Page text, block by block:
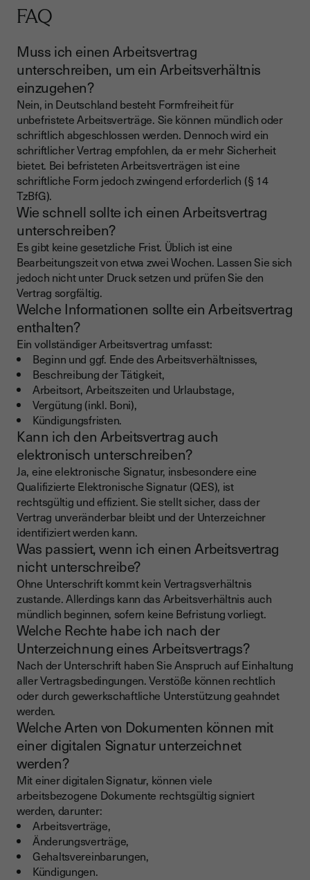
FAQ
Muss ich einen Arbeitsvertrag
unterschreiben, um ein Arbeitsverhältnis
einzugehen?
Nein, in Deutschland besteht Formfreiheit für
unbefristete Arbeitsverträge. Sie können mündlich oder
schriftlich abgeschlossen werden. Dennoch wird ein
schriftlicher Vertrag empfohlen, da er mehr Sicherheit
bietet. Bei befristeten Arbeitsverträgen ist eine
schriftliche Form jedoch zwingend erforderlich (§ 14
TzBfG).
Wie schnell sollte ich einen Arbeitsvertrag
unterschreiben?
Es gibt keine gesetzliche Frist. Üblich ist eine
Bearbeitungszeit von etwa zwei Wochen. Lassen Sie sich
jedoch nicht unter Druck setzen und prüfen Sie den
Vertrag sorgfältig.
Welche Informationen sollte ein Arbeitsvertrag
enthalten?
Ein vollständiger Arbeitsvertrag umfasst:
Beginn und ggf. Ende des Arbeitsverhältnisses,
Beschreibung der Tätigkeit,
Arbeitsort, Arbeitszeiten und Urlaubstage,
Vergütung (inkl. Boni),
Kündigungsfristen.
Kann ich den Arbeitsvertrag auch
elektronisch unterschreiben?
Ja, eine elektronische Signatur, insbesondere eine
Qualifizierte Elektronische Signatur (QES), ist
rechtsgültig und effizient. Sie stellt sicher, dass der
Vertrag unveränderbar bleibt und der Unterzeichner
identifiziert werden kann.
Was passiert, wenn ich einen Arbeitsvertrag
nicht unterschreibe?
Ohne Unterschrift kommt kein Vertragsverhältnis
zustande. Allerdings kann das Arbeitsverhältnis auch
mündlich beginnen, sofern keine Befristung vorliegt.
Welche Rechte habe ich nach der
Unterzeichnung eines Arbeitsvertrags?
Nach der Unterschrift haben Sie Anspruch auf Einhaltung
aller Vertragsbedingungen. Verstöße können rechtlich
oder durch gewerkschaftliche Unterstützung geahndet
werden.
Welche Arten von Dokumenten können mit
einer digitalen Signatur unterzeichnet
werden?
Mit einer digitalen Signatur, können viele
arbeitsbezogene Dokumente rechtsgültig signiert
werden, darunter:
Arbeitsverträge,
Änderungsverträge,
Gehaltsvereinbarungen,
Kündigungen.